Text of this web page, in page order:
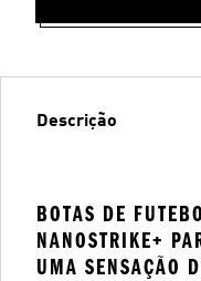
Descrição
BOTAS DE
NANOSTRIKE+
UMA SENSAÇÃO